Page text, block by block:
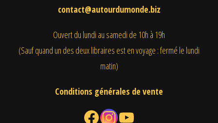
contact@autourdumonde.biz
Ouvert du lundi au samedi de 10h à 19h
(Sauf quand un des deux libraires est en voyage : fermé le lundi
matin)
Conditions générales de vente
Facebook Instagram YouTube